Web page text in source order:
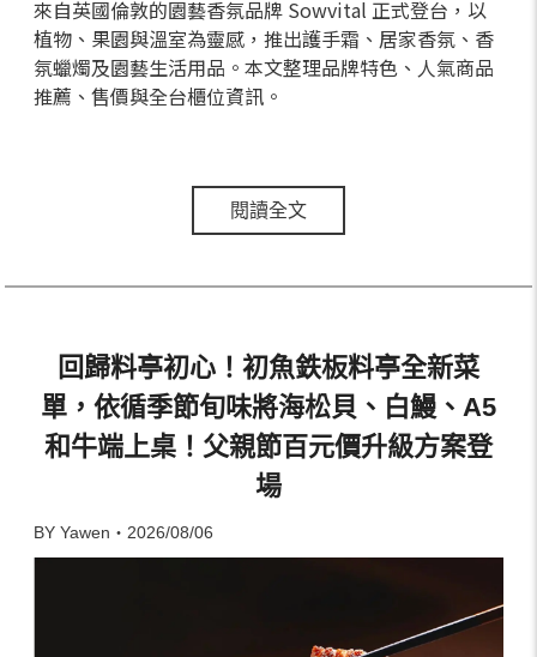
來自英國倫敦的園藝香氛品牌 Sowvital 正式登台，以
植物、果園與溫室為靈感，推出護手霜、居家香氛、香
氛蠟燭及園藝生活用品。本文整理品牌特色、人氣商品
推薦、售價與全台櫃位資訊。
閱讀全文
回歸料亭初心！初魚鉄板料亭全新菜
單，依循季節旬味將海松貝、白鰻、A5
和牛端上桌！父親節百元價升級方案登
場
BY Yawen・2026/08/06